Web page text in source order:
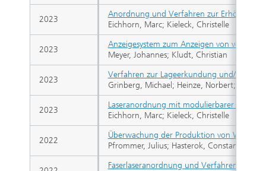
Anordnung und Verfahren zur Erhöhung
Eichhorn, Marc; Kieleck, Christelle
Anzeigesystem zum Anzeigen von
Meyer, Johannes; Kludt, Christian
Verfahren zur Lageerkundung und/oder
Grinberg, Michael; Heinze, Norbert;
Laseranordnung mit modulierbarer
Eichhorn, Marc; Kieleck, Christelle
Überwachung der Produktion von
Pfrommer, Julius; Hasterok, Constanze;
Faserlaseranordnung und Verfahren zur
2023
2023
2023
2023
2022